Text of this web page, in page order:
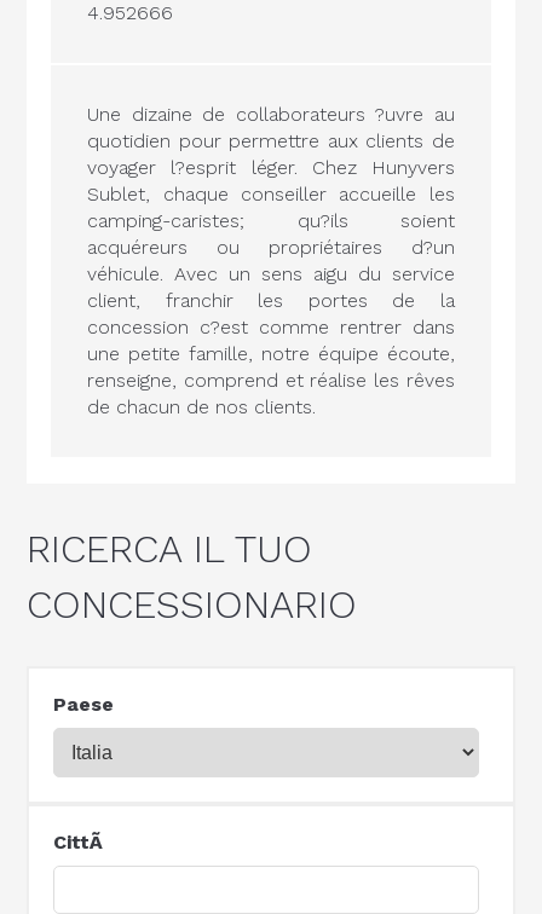
4.952666
Une dizaine de collaborateurs ?uvre au
quotidien pour permettre aux clients de
voyager l?esprit léger. Chez Hunyvers
Sublet, chaque conseiller accueille les
camping-caristes; qu?ils soient
acquéreurs ou propriétaires d?un
véhicule. Avec un sens aigu du service
client, franchir les portes de la
concession c?est comme rentrer dans
une petite famille, notre équipe écoute,
renseigne, comprend et réalise les rêves
de chacun de nos clients.
RICERCA IL TUO
CONCESSIONARIO
Paese
CittÃ